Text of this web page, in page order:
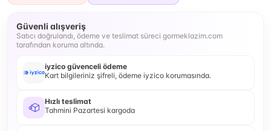
Güvenli alışveriş
Satıcı doğrulandı, ödeme ve teslimat süreci gormeklazim.com
tarafından koruma altında.
iyzico güvenceli ödeme
Kart bilgileriniz şifreli, ödeme iyzico korumasında.
Hızlı teslimat
Tahmini Pazartesi kargoda